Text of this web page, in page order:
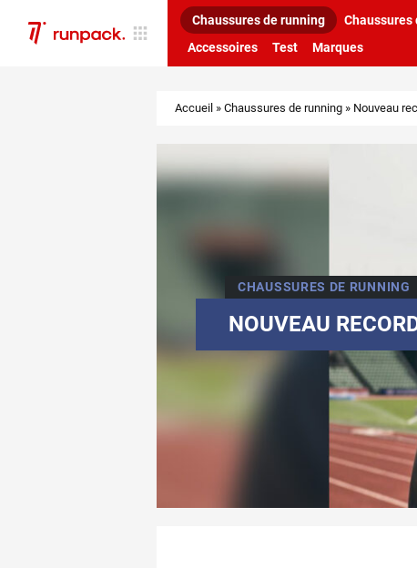
Chaussures de running Chaussures
Accessoires
Test Marques
Accueil » Chaussures de running » Nouveau
CHAUSSURES DE RUNNING
NOUVEAU